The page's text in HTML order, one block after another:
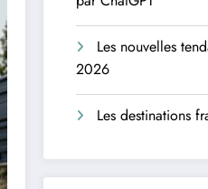
Les nouvelles
2026
Les destinations